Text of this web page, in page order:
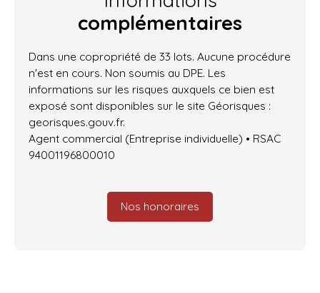
complémentaires
Dans une copropriété de 33 lots. Aucune procédure
n'est en cours. Non soumis au DPE. Les
informations sur les risques auxquels ce bien est
exposé sont disponibles sur le site Géorisques :
georisques.gouv.fr.
Agent commercial (Entreprise individuelle) • RSAC
94001196800010
Nos honoraires